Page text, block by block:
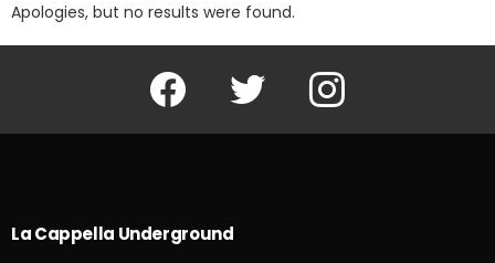
Apologies, but no results were found.
Facebook Twitter Instagram
La Cappella Underground